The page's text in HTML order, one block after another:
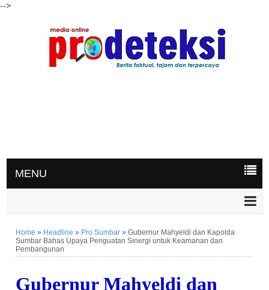
-->
MENU
Home » Headline » Pro Sumbar »Gubernur Mahyeldi dan Kapolda
Sumbar Bahas Upaya Penguatan Sinergi untuk Keamanan dan
Pembangunan
Gubernur Mahyeldi dan